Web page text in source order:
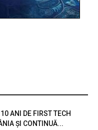
ANI DE FIRST TECH
ȘI CONTINUĂ...